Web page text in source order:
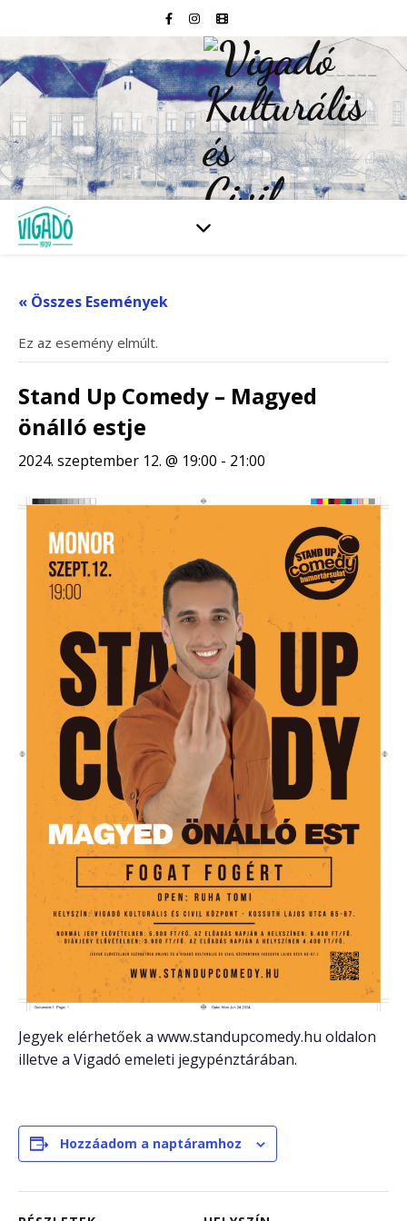
« Összes Események
Ez az esemény elmúlt.
Stand Up Comedy – Magyed
önálló estje
2024. szeptember 12. @ 19:00 - 21:00
Jegyek elérhetőek a www.standupcomedy.hu oldalon
illetve a Vigadó emeleti jegypénztárában.
Hozzáadom a naptáramhoz